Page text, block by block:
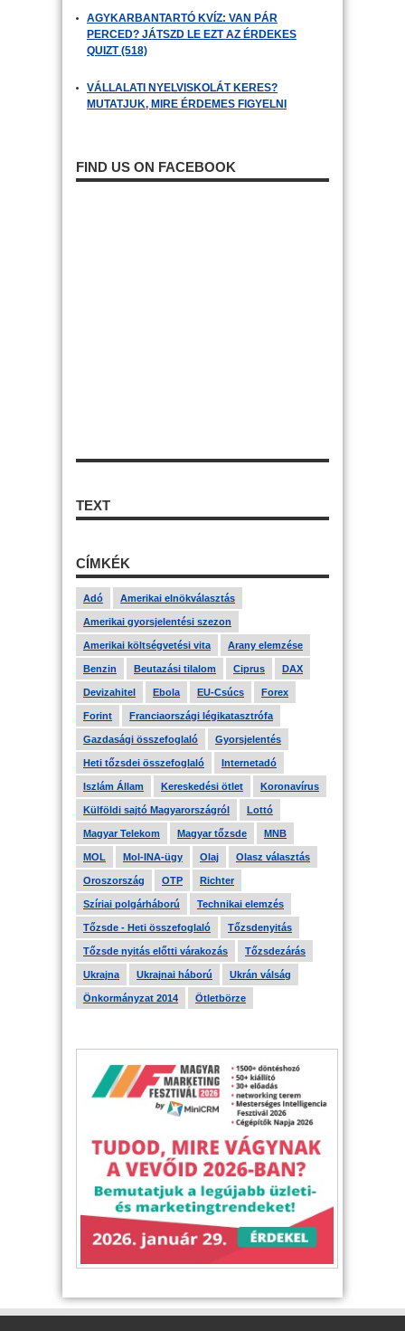
AGYKARBANTARTÓ KVÍZ: VAN PÁR
PERCED? JÁTSZD LE EZT AZ ÉRDEKES
QUIZT (518)
VÁLLALATI NYELVISKOLÁT KERES?
MUTATJUK, MIRE ÉRDEMES FIGYELNI
FIND US ON FACEBOOK
TEXT
CÍMKÉK
Adó Amerikai elnökválasztás
Amerikai gyorsjelentési szezon
Amerikai költségvetési vita Arany elemzése
Benzin Beutazási tilalom Ciprus DAX
Devizahitel Ebola EU-Csúcs Forex
Forint Franciaországi légikatasztrófa
Gazdasági összefoglaló Gyorsjelentés
Heti tőzsdei összefoglaló Internetadó
Iszlám Állam Kereskedési ötlet Koronavírus
Külföldi sajtó Magyarországról Lottó
Magyar Telekom Magyar tőzsde MNB
MOL Mol-INA-ügy Olaj Olasz választás
Oroszország OTP Richter
Szíriai polgárháború Technikai elemzés
Tőzsde - Heti összefoglaló Tőzsdenyitás
Tőzsde nyitás előtti várakozás Tőzsdezárás
Ukrajna Ukrajnai háború Ukrán válság
Önkormányzat 2014 Ötletbörze